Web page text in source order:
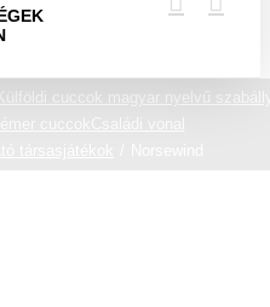
Külföldi cuccok magyar nyelvű